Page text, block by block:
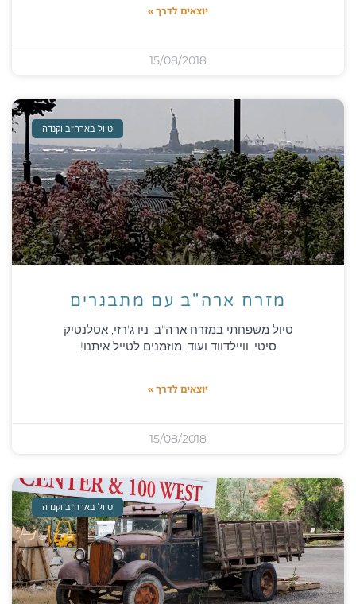
יוצאים לדרך »
15/08/2018
טיול בארה"ב וקנדה
מזרח ארה"ב עם מתבגרים
טיול משפחתי במזרח ארה"ב: ניו ג'רזי, אטלנטיק
סיטי, וויילדווד ועוד. מוזמנים לטייל איתנו!
יוצאים לדרך »
15/08/2018
טיול בארה"ב וקנדה